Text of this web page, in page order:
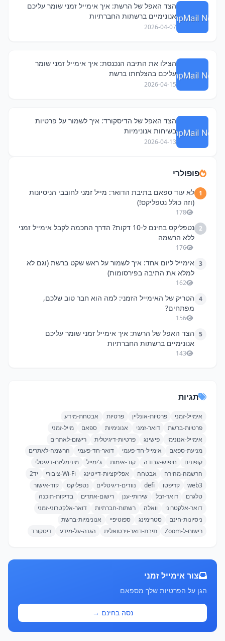
הצד האפל של הרשת: איך אימייל זמני שומר עליכם
אנונימיים ברשתות החברתיות
2026-04-07
הצילו את התיבה הנכנסת: איך אימייל זמני שומר
עליכם בהצלחתו ברשת
2026-04-15
הצד האפל של הדיסקורד: איך לשמור על פרטיות
בשיחות אנונימיות
2026-04-13
פופולרי
1 לא עוד ספאם בתיבת הדואר: מייל זמני לחובבי הניסיונות
(וזה כולל נטפליקס!)
178
2
נטפליקס בחינם ל-10 דקות? הדרך החכמה לקבל אימייל זמני
ללא הרשמה
176
3 אימייל ליום אחד: איך לשמור על ראש שקט ברשת (וגם לא
למלא את התיבה בפירסומות)
162
4 הטריק של האימייל הזמני: למה הוא חבר טוב שלכם,
מפתחים?
156
5 הצד האפל של הרשת: איך אימייל זמני שומר עליכם
אנונימיים ברשתות החברתיות
143
תגיות
אימייל-זמני פרטיות-אונליין פרטיות
אבטחת-מידע
פרטיות-ברשת
דואר-זמני אנונימיות ספאם
מייל-זמני
אימייל-אנונימי
פישינג פרטיות-דיגיטלית
רישום-לאתרים
מניעת-ספאם
אימייל-חד-פעמי דואר-חד-פעמי
הרשמה-לאתרים
קופונים
חיפוש-עבודה קוד-אימות ג'ימייל
מינימליזם-דיגיטלי
הרשמה-מהירה
אבטחה אפליקציות-דייטינג Wi-Fi-ציבורי
יד2
web3
קריפטו defi נוודים-דיגיטליים נטפליקס
קוד-אישור
טלגרם
דואר-זבל שירותי-ענן רישום-אתרים
בדיקות-תוכנה
דואר-אלקטרוני
וואלה רשתות-חברתיות
דואר-אלקטרוני-זמני
ניסיונות-חינם
סטרימינג ספוטיפיי
אנונימיות-ברשת
רישום-ל-Zoom
תיבת-דואר-וירטואלית הגנה-על-מידע דיסקורד
צור אימייל זמני
הגן על הפרטיות שלך מספאם
נסה בחינם →